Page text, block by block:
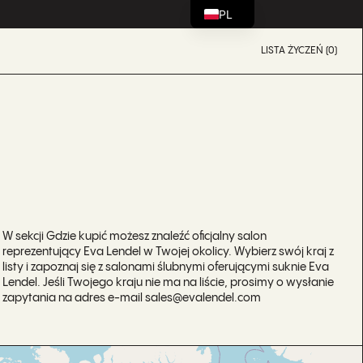
LISTA ŻYCZEŃ (0)
W sekcji Gdzie kupić możesz znaleźć oficjalny salon
reprezentujący Eva Lendel w Twojej okolicy. Wybierz swój kraj z
listy i zapoznaj się z salonami ślubnymi oferującymi suknie Eva
Lendel. Jeśli Twojego kraju nie ma na liście, prosimy o wysłanie
zapytania na adres e-mail sales@evalendel.com
PL